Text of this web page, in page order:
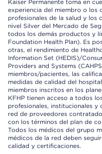
Kaiser Permanente toma en
experiencia del miembro o los
profesionales de la salud y los
nivel Silver del Mercado de
todos los demás productos y
Foundation Health Plan). Es
otras, el rendimiento de
Information Set (HEDIS)/
Providers and Systems
miembros/pacientes, las
medidas de calidad del
miembros inscritos en los
KFHP tienen acceso a todos
profesionales, institucionales
red de proveedores
con los términos del plan de
Todos los médicos del grupo
médicos de la red deben
calidad y certificaciones.